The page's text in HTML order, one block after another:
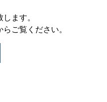
ます。
ご覧ください。